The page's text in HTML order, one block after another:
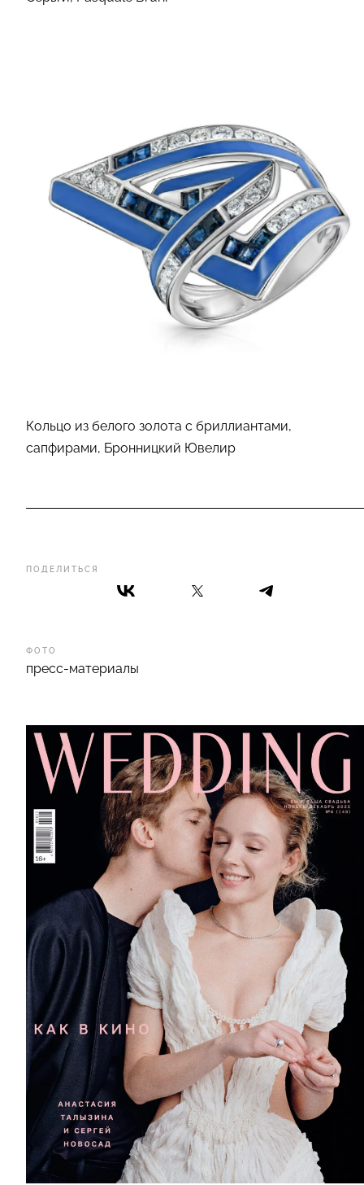
ПОДЕЛИТЬСЯ
ФОТО
пресс-материалы
Кольцо из белого золота с бриллиантами,
сапфирами, Бронницкий Ювелир